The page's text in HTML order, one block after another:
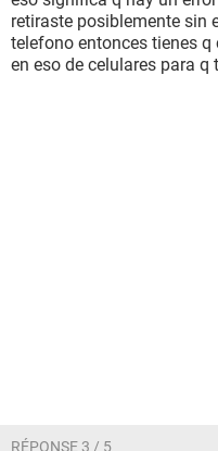
retiraste posiblemente sin
telefono entonces tienes
en eso de celulares para q
RÉPONSE 3 / 5